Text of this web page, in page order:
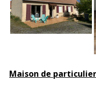
Maison de